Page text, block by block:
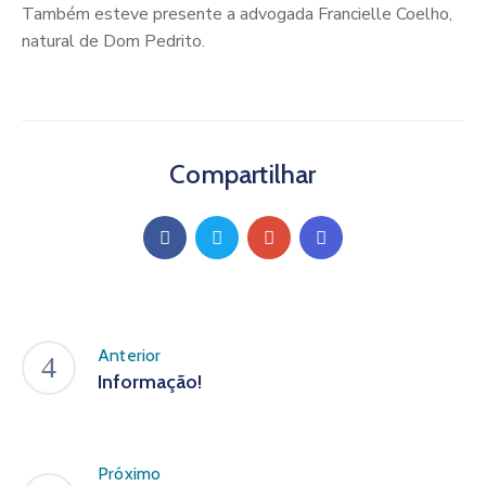
Também esteve presente a advogada Francielle Coelho,
natural de Dom Pedrito.
Compartilhar
Anterior
Informação!
Próximo